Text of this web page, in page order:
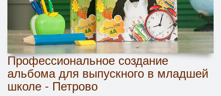
Профессиональное создание
альбома для выпускного в младшей
школе - Петрово